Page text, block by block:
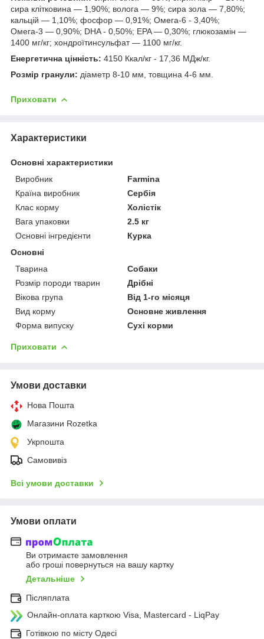
сира клітковина — 1,90%; волога — 9%; сира зола — 7,80%;
кальцій — 1,10%; фосфор — 0,91%; Омега-6 - 3,40%;
Омега-3 — 0,90%; DHA - 0,50%; EPA — 0,30%; глюкозамін —
1400 мг/кг; хондроїтинсульфат — 1100 мг/кг.
Енергетична цінність: 4150 Ккал/кг - 17,36 МДж/кг.
Розмір гранули: діаметр 8-10 мм, товщина 4-6 мм.
Приховати
Характеристики
Основні характеристики
Виробник
Farmina
Країна виробник
Сербія
Клас корму
Холістік
Вага упаковки
2.5 кг
Основні інгредієнти
Курка
Основні
Тварина
Собаки
Розмір породи тварин
Дрібні
Вікова група
Від 1-го місяця
Вид корму
Основне живлення
Форма випуску
Сухі корми
Приховати
Умови доставки
Нова Пошта
Магазини Rozetka
Укрпошта
Самовивіз
Всі умови доставки
Умови оплати
Ви отримаєте замовлення
або гроші повернуться на вашу картку
Детальніше
Післяплата
Онлайн-оплата карткою Visa, Mastercard - LiqPay
Готівкою по місту Одесі